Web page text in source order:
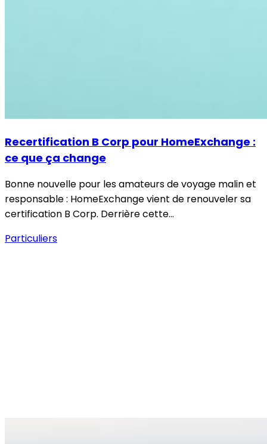
Recertification B Corp pour HomeExchange :
ce que ça change
Bonne nouvelle pour les amateurs de voyage malin et
responsable : HomeExchange vient de renouveler sa
certification B Corp. Derrière cette…
Particuliers